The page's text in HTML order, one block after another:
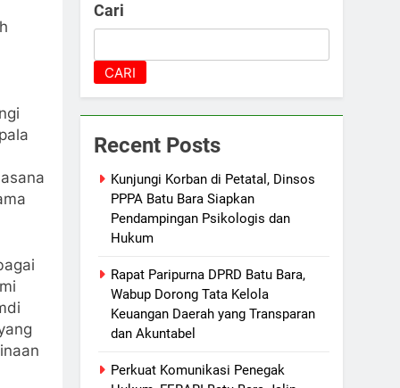
Cari
CARI
Recent Posts
Kunjungi Korban di Petatal, Dinsos
PPPA Batu Bara Siapkan
Pendampingan Psikologis dan
Hukum
Rapat Paripurna DPRD Batu Bara,
Wabup Dorong Tata Kelola
Keuangan Daerah yang Transparan
dan Akuntabel
Perkuat Komunikasi Penegak